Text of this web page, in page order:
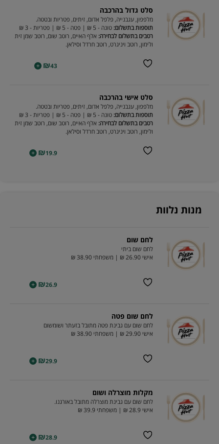
סלט גדול בהרכבה
מלפפון, עגבנייה, פלפל אדום, זיתים, פטריות ובטטה.
תוספות בתשלום: טונה - 5 ₪ | פטה - 5 ₪ | פטריות - 3 ₪
רטבים בתשלום לבחירה: אלף האיים, רוטב שום, רוטב שמן זית
ולימון, רוטב ויניגרט, רוטב חרדל וסילאן.
₪43
+
סלט אישי בהרכבה
מלפפון, עגבנייה, פלפל אדום, זיתים, פטריות ובטטה.
תוספות בתשלום: טונה - 5 ₪ | פטה - 5 ₪ | פטריות - 3 ₪
רטבים בתשלום לבחירה: אלף האיים, רוטב שום, רוטב שמן זית
ולימון, רוטב ויניגרט, רוטב חרדל וסילאן.
₪19.9
+
מנות נלוות
לחם שום
לחם שום ביתי
אישי 26.90 ₪ | משפחתי 38.90 ₪
₪26.9
+
לחם שום פטה
לחם שום עם גבינת פטה מתובל בזעתר ושומשום
אישי 29.90 ₪ | משפחתי 38.90 ₪
₪29.9
+
מקלות מוצרלה ושום
לחם שום עם גבינת מוצרלה מתובל באורגנו.
אישי 28.9 ₪ | משפחתי 39.9 ₪
₪28.9
+